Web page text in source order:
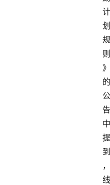
计
划
规
则
》
的
公
告
中
提
到
，
线